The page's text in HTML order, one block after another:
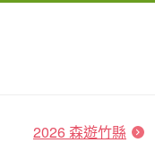
2026 森遊竹縣